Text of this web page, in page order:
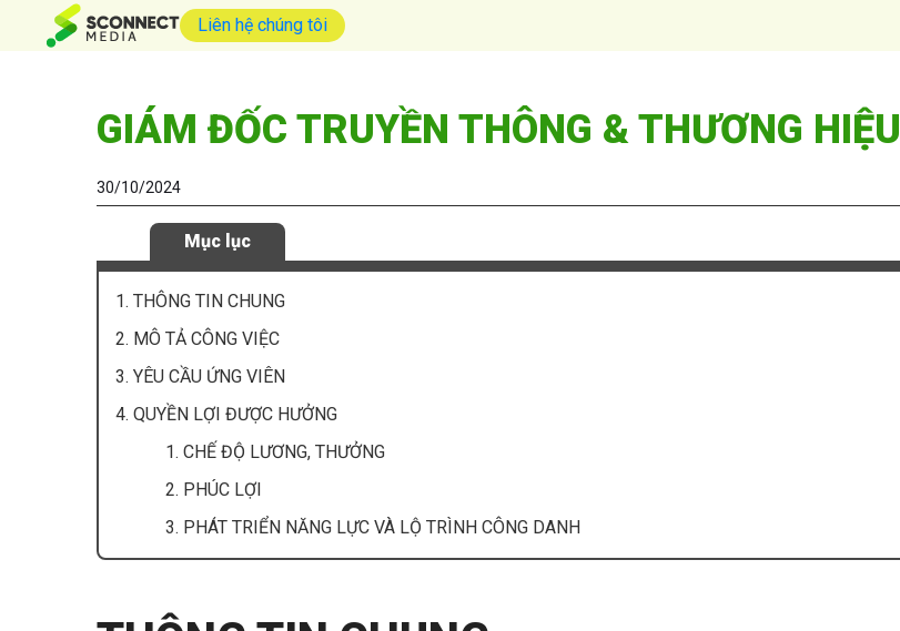
Liên hệ chúng tôi
GIÁM ĐỐC TRUYỀN THÔNG & THƯƠNG HIỆU
30/10/2024
Mục lục
1. THÔNG TIN CHUNG
2. MÔ TẢ CÔNG VIỆC
3. YÊU CẦU ỨNG VIÊN
4. QUYỀN LỢI ĐƯỢC HƯỞNG
1. CHẾ ĐỘ LƯƠNG, THƯỞNG
2. PHÚC LỢI
3. PHÁT TRIỂN NĂNG LỰC VÀ LỘ TRÌNH CÔNG DANH